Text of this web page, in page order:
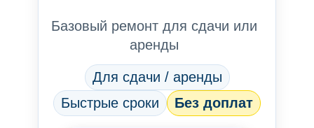
Базовый ремонт для сдачи или
аренды
Для сдачи / аренды
Быстрые сроки
Без доплат